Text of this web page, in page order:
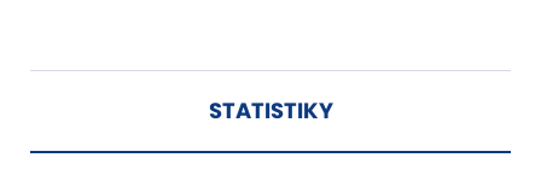
STATISTIKY